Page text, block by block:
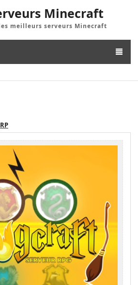
Minecraft
meilleurs serveurs Minecraft
RP